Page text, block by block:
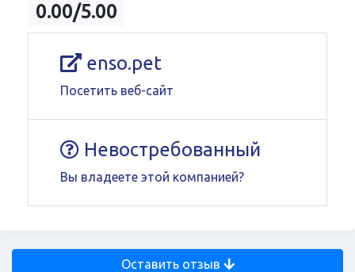
0.00/5.00
enso.pet
Посетить веб-сайт
Невостребованный
Вы владеете этой компанией?
Оставить отзыв